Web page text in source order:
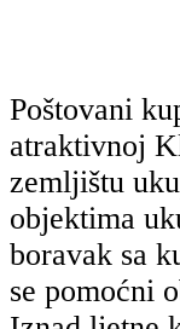
Poštovani
atraktivnoj
zemljištu
objektima
boravak sa
se pomoćni